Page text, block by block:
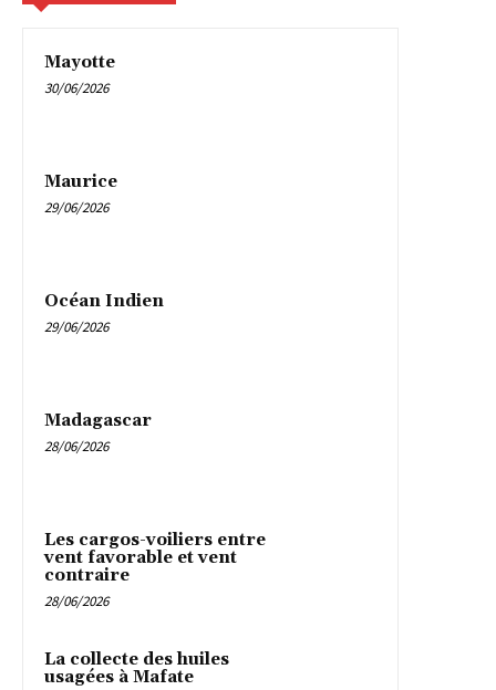
Mayotte
30/06/2026
Maurice
29/06/2026
Océan Indien
29/06/2026
Madagascar
28/06/2026
Les cargos-voiliers entre
vent favorable et vent
contraire
28/06/2026
La collecte des huiles
usagées à Mafate